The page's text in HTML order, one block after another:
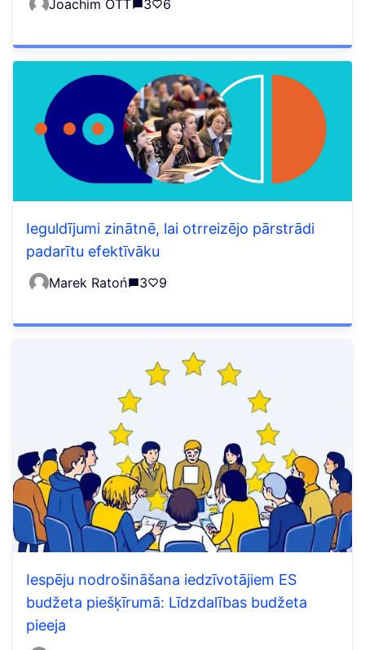
Joachim OTT 3 6
Ieguldījumi zinātnē, lai otrreizējo pārstrādi
padarītu efektīvāku
Marek Ratoń 3 9
Iespēju nodrošināšana iedzīvotājiem ES
budžeta piešķīrumā: Līdzdalības budžeta
pieeja